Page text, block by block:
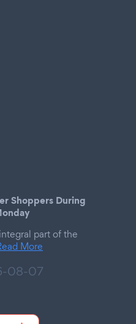
Shoppers During
part of the
More
08-07